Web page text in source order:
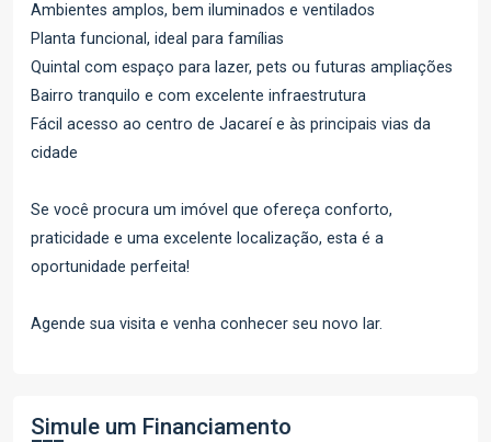
Ambientes amplos, bem iluminados e ventilados
Planta funcional, ideal para famílias
Quintal com espaço para lazer, pets ou futuras ampliações
Bairro tranquilo e com excelente infraestrutura
Fácil acesso ao centro de Jacareí e às principais vias da
cidade
Se você procura um imóvel que ofereça conforto,
praticidade e uma excelente localização, esta é a
oportunidade perfeita!
Agende sua visita e venha conhecer seu novo lar.
Simule um Financiamento